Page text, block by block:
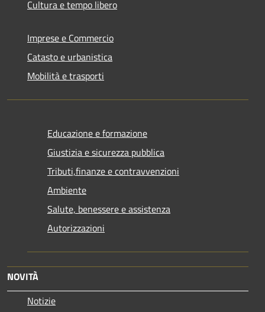
Cultura e tempo libero
Imprese e Commercio
Catasto e urbanistica
Mobilità e trasporti
Educazione e formazione
Giustizia e sicurezza pubblica
Tributi,finanze e contravvenzioni
Ambiente
Salute, benessere e assistenza
Autorizzazioni
NOVITÀ
Notizie